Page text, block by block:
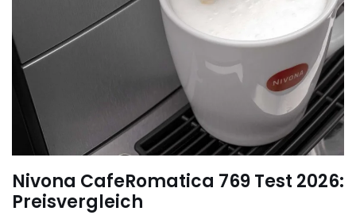
Nivona CafeRomatica 769 Test 2026:
Preisvergleich